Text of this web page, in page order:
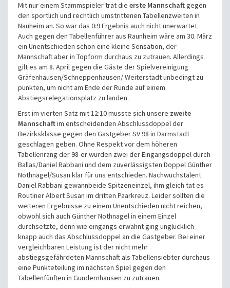
Mit nur einem Stammspieler trat die erste Mannschaftgegen
den sportlich und rechtlich umstrittenen Tabellenzweiten in
Nauheim an. So war das 0:9 Ergebnis auch nicht unerwartet.
Auch gegen den Tabellenführer aus Raunheim wäre am 30. März
ein Unentschieden schon eine kleine Sensation, der
Mannschaft aber in Topform durchaus zu zutrauen. Allerdings
gilt es am 8. April gegen die Gäste der Spielvereinigung
Gräfenhausen/Schneppenhausen/ Weiterstadt unbedingt zu
punkten, um nicht am Ende der Runde auf einem
Abstiegsrelegationsplatz zu landen.
Erst im vierten Satz mit 12:10 musste sich unsere zweite
Mannschaftim entscheidenden Abschlussdoppel der
Bezirksklasse gegen den Gastgeber SV 98 in Darmstadt
geschlagen geben. Ohne Respekt vor dem höheren
Tabellenrang der 98-er wurden zwei der Eingangsdoppel durch
Ballas/Daniel Rabbani und dem zuverlässigsten Doppel Günther
Nothnagel/Susan klar für uns entschieden. Nachwuchstalent
Daniel Rabbani gewannbeide Spitzeneinzel, ihm gleich tat es
Routiner Albert Susan im dritten Paarkreuz. Leider sollten die
weiteren Ergebnisse zu einem Unentschieden nicht reichen,
obwohl sich auch Günther Nothnagel in einem Einzel
durchsetzte, denn wie eingangs erwähnt ging unglücklich
knapp auch das Abschlussdoppel an die Gastgeber. Bei einer
vergleichbaren Leistung ist der nicht mehr
abstiegsgefährdeten Mannschaft als Tabellensiebter durchaus
eine Punkteteilung im nächsten Spiel gegen den
Tabellenfünften in Gundernhausen zu zutrauen.